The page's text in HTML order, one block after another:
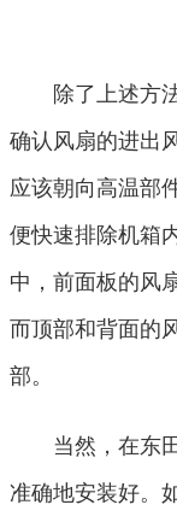
除了上述方法
确认风扇的进出
应该朝向高温部
便快速排除机箱
中，前面板的风
而顶部和背面的
部。
当然，在东田
准确地安装好。